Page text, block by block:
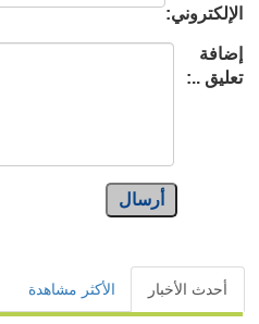
الإلكتروني:
إضافة
تعليق ..:
أرسال
أحدث الأخبار الأكثر مشاهدة